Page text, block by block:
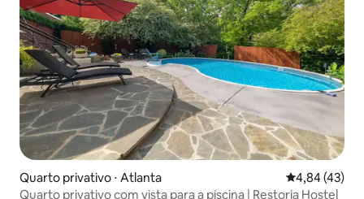
Quarto privativo ⋅ Atlanta 4,84 de uma
4,84 (43)
Quarto privativo com vista para a piscina | Restoria Hostel